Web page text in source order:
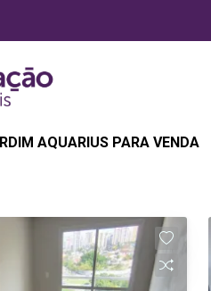
AQUARIUS PARA VENDA